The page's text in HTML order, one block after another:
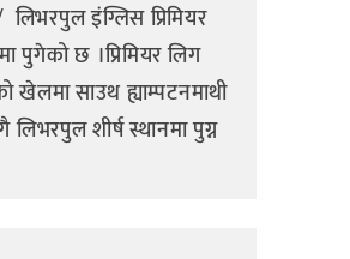
इंग्लिस प्रिमियर
पुगेको छ ।प्रिमियर लिग
खेलमा साउथ ह्याम्पटनमाथी
शीर्ष स्थानमा पुग्न